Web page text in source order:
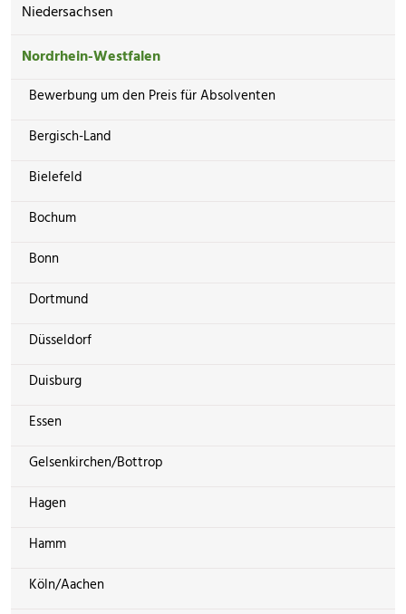
Niedersachsen
Nordrhein-Westfalen
Bewerbung um den Preis für Absolventen
Bergisch-Land
Bielefeld
Bochum
Bonn
Dortmund
Düsseldorf
Duisburg
Essen
Gelsenkirchen/Bottrop
Hagen
Hamm
Köln/Aachen